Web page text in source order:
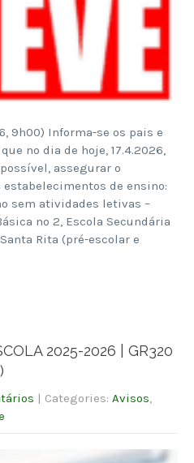
9h00) Informa-se os pais e
no dia de hoje, 17.4.2026,
assegurar o
de ensino:
sem atividades letivas –
nº 2, Escola Secundária
Rita (pré-escolar e
2025-2026 | GR320
| Categories: Avisos